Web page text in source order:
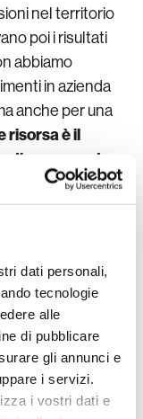
dati personali,
tecnologie
alle
di pubblicare
gli annunci e
i servizi.
i vostri dati e
nel territorio
poi i risultati
abbiamo
in azienda
anche per una
risorsa è il
grande
un mercato
obiettivi
hail
di salute
individuodella